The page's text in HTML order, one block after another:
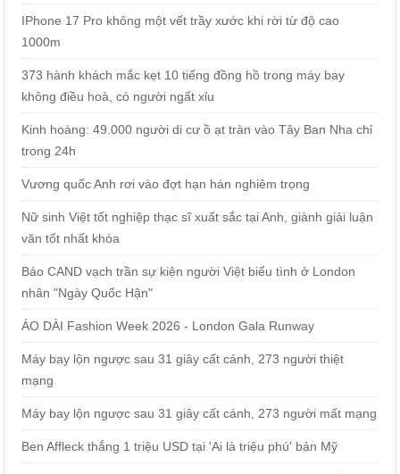
IPhone 17 Pro không một vết trầy xước khi rời từ độ cao
1000m
373 hành khách mắc kẹt 10 tiếng đồng hồ trong máy bay
không điều hoà, có người ngất xỉu
Kinh hoàng: 49.000 người di cư ồ ạt tràn vào Tây Ban Nha chỉ
trong 24h
Vương quốc Anh rơi vào đợt hạn hán nghiêm trọng
Nữ sinh Việt tốt nghiệp thạc sĩ xuất sắc tại Anh, giành giải luận
văn tốt nhất khóa
Báo CAND vạch trần sự kiện người Việt biểu tình ở London
nhân "Ngày Quốc Hận"
ÁO DÀI Fashion Week 2026 - London Gala Runway
Máy bay lộn ngược sau 31 giây cất cánh, 273 người thiệt
mạng
Máy bay lộn ngược sau 31 giây cất cánh, 273 người mất mạng
Ben Affleck thắng 1 triệu USD tại 'Ai là triệu phú' bản Mỹ